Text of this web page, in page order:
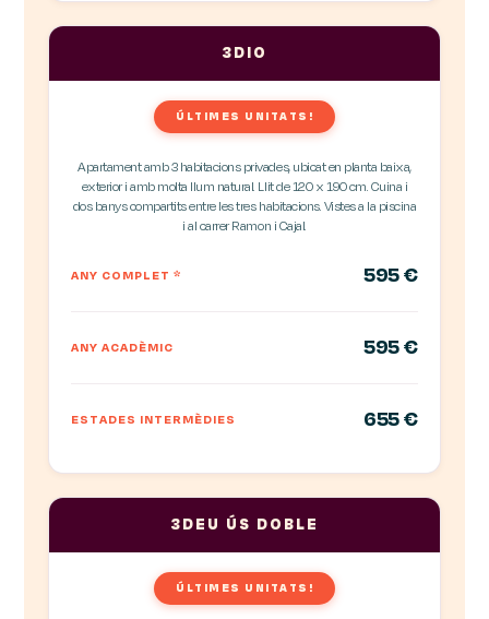
3DIO
ÚLTIMES UNITATS!
Apartament amb 3 habitacions privades, ubicat en planta baixa,
exterior i amb molta llum natural. Llit de 120 x 190 cm. Cuina i
dos banys compartits entre les tres habitacions. Vistes a la piscina
i al carrer Ramon i Cajal.
ANY COMPLET* 595 €
ANY ACADÈMIC 595 €
ESTADES INTERMÈDIES 655 €
3DEU ÚS DOBLE
ÚLTIMES UNITATS!